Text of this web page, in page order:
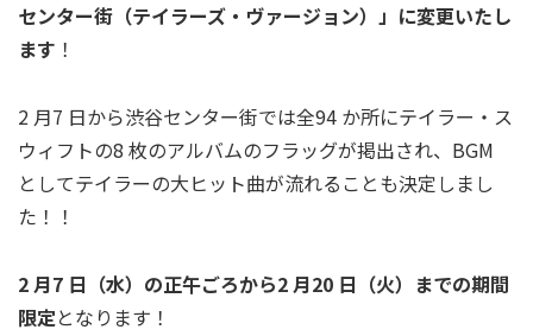
センター街（テイラーズ・ヴァージョン）」に変更いたし
ます ！
2 月7 日から渋谷センター街では全94 か所にテイラー・ス
ウィフトの8 枚のアルバムのフラッグが掲出され、BGM
としてテイラーの大ヒット曲が流れることも決定しまし
た！！
2 月7 日（水）の正午ごろから2 月20 日（火）までの期間
限定となります！